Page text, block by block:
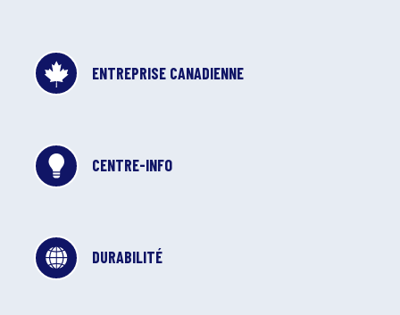
ENTREPRISE CANADIENNE
CENTRE-INFO
DURABILITÉ